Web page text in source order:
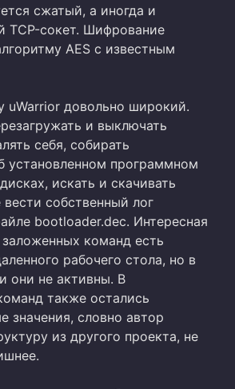
сжатый, а иногда и
TCP-сокет. Шифрование
AES с известным
uWarrior довольно широкий.
и выключать
себя, собирать
установленном программном
искать и скачивать
собственный лог
bootloader.dec. Интересная
команд есть
рабочего стола, но в
они не активны. В
также остались
значения, словно автор
из другого проекта, не